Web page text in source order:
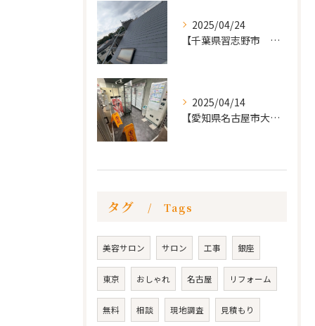
2025/04/24
【千葉県習志野市 戸建て 屋根の葺き替え工事】
2025/04/14
【愛知県名古屋市大須 カードショップ屋のリノベーション
タグ Tags
美容サロン サロン 工事 銀座
東京 おしゃれ 名古屋 リフォーム
無料 相談 現地調査 見積もり